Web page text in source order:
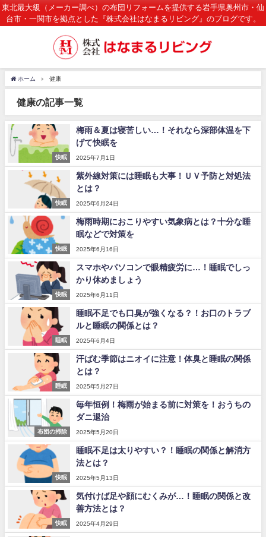
東北最大級（メーカー調べ）の布団リフォームを提供する岩手県奥州市・仙
台市・一関市を拠点とした『株式会社はなまるリビング』のブログです。
ホーム 健康
健康の記事一覧
快眠
梅雨＆夏は寝苦しい…！それなら深部体温を下
げて快眠を
2025年7月1日
快眠
紫外線対策には睡眠も大事！ＵＶ予防と対処法
とは？
2025年6月24日
快眠
梅雨時期におこりやすい気象病とは？十分な睡
眠などで対策を
2025年6月16日
快眠
スマホやパソコンで眼精疲労に…！睡眠でしっ
かり休めましょう
2025年6月11日
睡眠
睡眠不足でも口臭が強くなる？！お口のトラブ
ルと睡眠の関係とは？
2025年6月4日
睡眠
汗ばむ季節はニオイに注意！体臭と睡眠の関係
とは？
2025年5月27日
布団の掃除
毎年恒例！梅雨が始まる前に対策を！おうちの
ダニ退治
2025年5月20日
快眠
睡眠不足は太りやすい？！睡眠の関係と解消方
法とは？
2025年5月13日
快眠
気付けば足や顔にむくみが…！睡眠の関係と改
善方法とは？
2025年4月29日